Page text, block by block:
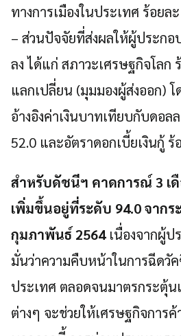
ทางการเมืองในประเทศ ร้อยล
– ส่วนปัจจัยที่ส่งผลให้ผู้ประกอ
ลง ได้แก่ สภาวะเศรษฐกิจโลก
แลกเปลี่ยน (มุมมองผู้ส่งออก)
อ้างอิงค่าเงินบาทเทียบกับดอล
52.0 และอัตราดอกเบี้ยเงินกู้
สำหรับดัชนีฯ คาดการณ์ 3 เ
เพิ่มขึ้นอยู่ที่ระดับ 94.0 จากร
กุมภาพันธ์ 2564เนื่องจากผู้ป
มั่นว่าความคืบหน้าในการฉีดวั
ประเทศ ตลอดจนมาตรกระตุ้น
ต่างๆ จะช่วยให้เศรษฐกิจการ
Search